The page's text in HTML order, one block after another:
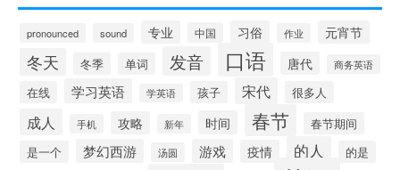
pronounced sound 专业 中国 习俗 作业 元宵节
冬天 冬季 单词 发音 口语 唐代 商务英语
在线 学习英语 学英语 孩子 宋代 很多人
成人 手机 攻略 新年 时间 春节
春节期间
是一个
梦幻西游 汤圆 游戏 疫情 的人 的是